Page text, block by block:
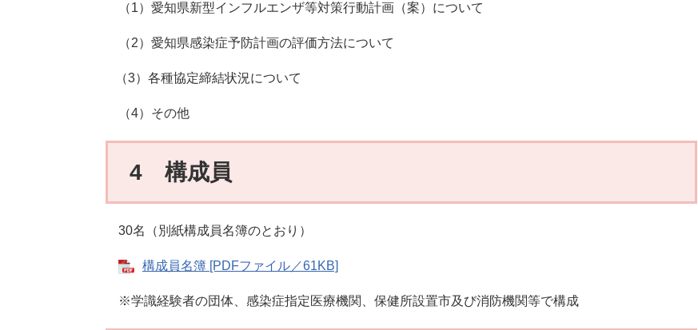
（1）愛知県新型インフルエンザ等対策行動計画（案）について
（2）愛知県感染症予防計画の評価方法について
（3）各種協定締結状況について
（4）その他
4 構成員
30名（別紙構成員名簿のとおり）
構成員名簿 [PDFファイル／61KB]
※学識経験者の団体、感染症指定医療機関、保健所設置市及び消防機関等で構成